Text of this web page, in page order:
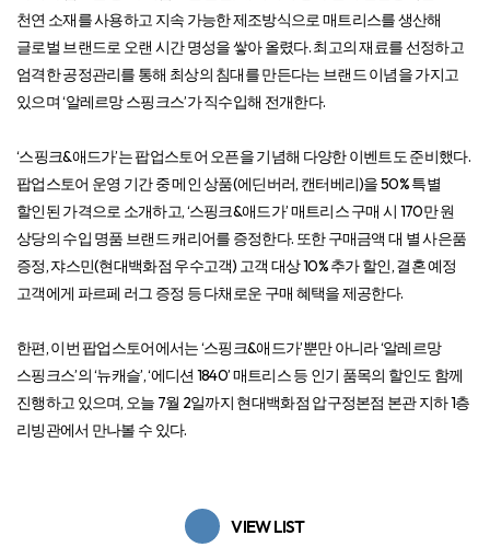
천연 소재를 사용하고 지속 가능한 제조방식으로 매트리스를 생산해
글로벌 브랜드로 오랜 시간 명성을 쌓아 올렸다. 최고의 재료를 선정하고
엄격한 공정관리를 통해 최상의 침대를 만든다는 브랜드 이념을 가지고
있으며 ‘알레르망 스핑크스’가 직수입해 전개한다.
‘스핑크&애드가’는 팝업스토어 오픈을 기념해 다양한 이벤트도 준비했다.
팝업스토어 운영 기간 중 메인 상품(에딘버러, 캔터베리)을 50% 특별
할인된 가격으로 소개하고, ‘스핑크&애드가’ 매트리스 구매 시 170만 원
상당의 수입 명품 브랜드 캐리어를 증정한다. 또한 구매금액 대 별 사은품
증정, 쟈스민(현대백화점 우수고객) 고객 대상 10% 추가 할인, 결혼 예정
고객에게 파르페 러그 증정 등 다채로운 구매 혜택을 제공한다.
한편, 이번 팝업스토어에서는 ‘스핑크&애드가’뿐만 아니라 ‘알레르망
스핑크스’의 ‘뉴캐슬’, ‘에디션 1840’ 매트리스 등 인기 품목의 할인도 함께
진행하고 있으며, 오늘 7월 2일까지 현대백화점 압구정본점 본관 지하 1층
리빙관에서 만나볼 수 있다.
VIEW LIST